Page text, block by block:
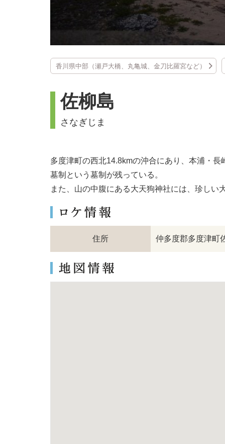
香川県中部（瀬戸大橋、丸亀城、金刀比羅宮など）
佐柳島
さなぎじま
多度津町の西北14.8kmの沖合にあり、本浦・
墓制という墓制が残っている。
また、山の中腹にある大天狗神社には、珍しい
住所 仲多度郡多度津町